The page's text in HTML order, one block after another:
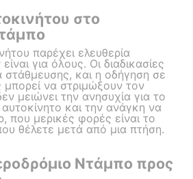
στο
παρέχει ελευθερία
για όλους. Οι διαδικασίες
στάθμευσης, και η οδήγηση σε
να στριμώξουν τον
μειώνει την ανησυχία για το
και την ανάγκη να
που μερικές φορές είναι το
θέλετε μετά από μια πτήση.
Ντάμπο προς